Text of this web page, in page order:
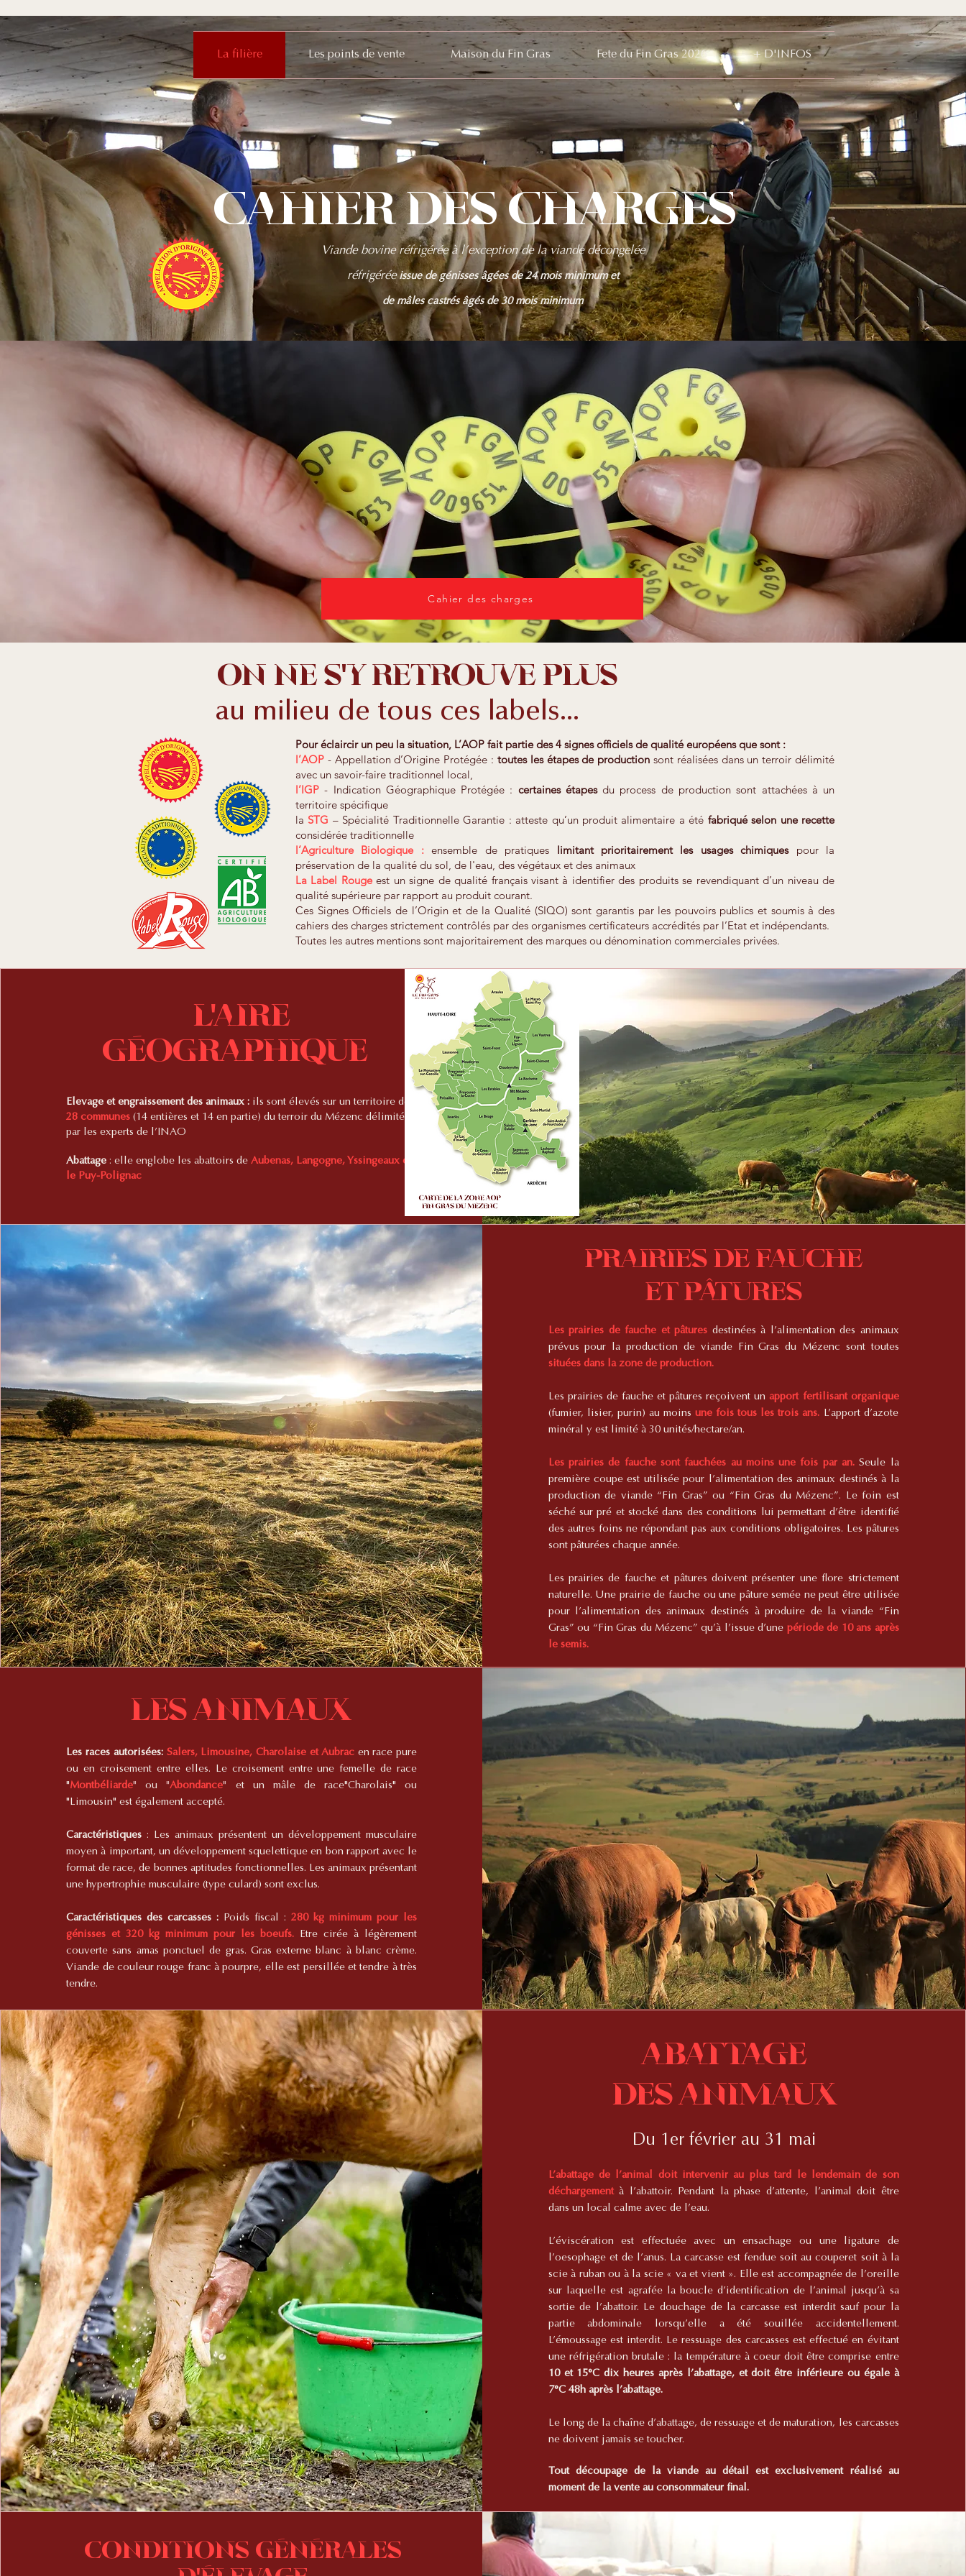
La filière Les points de vente Maison du Fin Gras Fete du Fin Gras 2026 + D'INFOS
Cahier des charges
Viande bovine réfrigérée à l’exception de la viande décongelée
réfrigéréeissue degénisses âgées de 24 mois minimum et
de mâles castrés âgés de 30 mois minimum
Cahier des charges
on ne s'y retrouve plus
au milieu de tous ces labels...
L'aire
géographique
Elevage et engraissement des animaux : ils sont élevés sur un territoire de
28 communes (14 entières et 14 en partie) du terroir du Mézenc délimité
par les experts de l’INAO
Abattage: elle englobe les abattoirs deAubenas, Langogne, Yssingeaux et
le Puy-Polignac
Prairies de fauche
et pâtures
Les prairies de fauche et pâtures destinées à l’alimentation des animaux
prévus pour la production de viande Fin Gras du Mézenc sont toutes
situées dans la zone de production.
Les prairies de fauche et pâtures reçoivent un apport fertilisant organique
(fumier, lisier, purin) au moins une fois tous les trois ans. L’apport d’azote
minéral y est limité à 30 unités/hectare/an.
Les prairies de fauche sont fauchées au moins une fois par an.Seule la
première coupe est utilisée pour l’alimentation des animaux destinés à la
production de viande “Fin Gras” ou “Fin Gras du Mézenc”. Le foin est
séché sur pré et stocké dans des conditions lui permettant d’être identifié
des autres foins ne répondant pas aux conditions obligatoires. Les pâtures
sont pâturées chaque année.
Les prairies de fauche et pâtures doivent présenter une flore strictement
naturelle. Une prairie de fauche ou une pâture semée ne peut être utilisée
pour l’alimentation des animaux destinés à produire de la viande “Fin
Gras” ou “Fin Gras du Mézenc” qu’à l’issue d’une période de 10 ans après
le semis.
Pour éclaircir un peu la situation, L’AOP fait partie des 4 signes officiels de qualité européens que sont :
l’AOP - Appellation d’Origine Protégée : toutes les étapes de production sont réalisées dans un terroir délimité
avec un savoir-faire traditionnel local,
l’IGP- Indication Géographique Protégée : certaines étapesdu process de production sont attachées à un
territoire spécifique
la STG – Spécialité Traditionnelle Garantie : atteste qu’un produit alimentaire a été fabriqué selon une recette
considérée traditionnelle
l’Agriculture Biologique :ensemble de pratiques limitant prioritairement les usages chimiquespour la
préservation de la qualité du sol, de l'eau, des végétaux et des animaux
La Label Rougeest un signe de qualité français visant à identifier des produits se revendiquant d’un niveau de
qualité supérieure par rapport au produit courant.
Ces Signes Officiels de l’Origin et de la Qualité (SIQO) sont garantis par les pouvoirs publics et soumis à des
cahiers des charges strictement contrôlés par des organismes certificateurs accrédités par l’Etat et indépendants.
Toutes les autres mentions sont majoritairement des marques ou dénomination commerciales privées.
Les animaux
Les races autorisées: Salers, Limousine, Charolaise et Aubrac en race pure
ou en croisement entre elles. Le croisement entre une femelle de race
"Montbéliarde"ou"Abondance" et un mâle de race"Charolais" ou
"Limousin" est également accepté.
Caractéristiques: Les animaux présentent un développement musculaire
moyen à important, un développement squelettique en bon rapport avec le
format de race, de bonnes aptitudes fonctionnelles. Les animaux présentant
une hypertrophie musculaire (type culard) sont exclus.
Caractéristiques des carcasses : Poids fiscal :280 kg minimum pour les
génisses et 320 kg minimum pour les boeufs. Etre cirée à légèrement
couverte sans amas ponctuel de gras. Gras externe blanc à blanc crème.
Viande de couleur rouge franc à pourpre, elle est persillée et tendre à très
tendre.
Abattage
des animaux
Du 1er février au 31 mai
L’abattage de l’animal doit intervenir au plus tard le lendemain de son
déchargement à l’abattoir. Pendant la phase d’attente, l’animal doit être
dans un local calme avec de l’eau.
L’éviscération est effectuée avec un ensachage ou une ligature de
l’oesophage et de l’anus. La carcasse est fendue soit au couperet soit à la
scie à ruban ou à la scie « va et vient ». Elle est accompagnée de l’oreille
sur laquelle est agrafée la boucle d’identification de l’animal jusqu’à sa
sortie de l’abattoir. Le douchage de la carcasse est interdit sauf pour la
partie abdominale lorsqu’elle a été souillée accidentellement.
L’émoussage est interdit. Le ressuage des carcasses est effectué en évitant
une réfrigération brutale : la température à coeur doit être comprise entre
10 et 15°C dix heures après l’abattage, et doit être inférieure ou égale à
7°C 48h après l’abattage.
Le long de la chaîne d’abattage, de ressuage et de maturation, les carcasses
ne doivent jamais se toucher.
Tout découpage de la viande au détail est exclusivement réalisé au
moment de la vente au consommateur final.
Conditions générales